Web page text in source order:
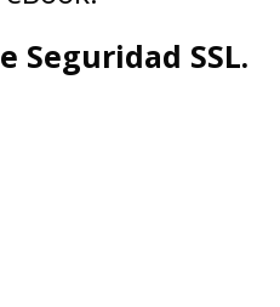
Seguridad SSL.